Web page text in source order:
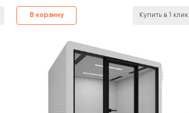
В корзину Купить в 1 клик